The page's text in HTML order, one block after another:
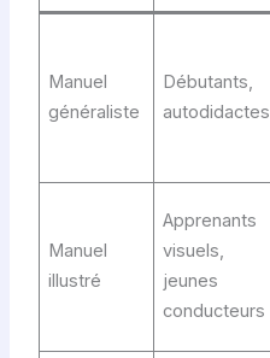
Manuel
généraliste
Débutants,
autodidactes
Manuel
illustré
Apprenants
visuels,
jeunes
conducteurs